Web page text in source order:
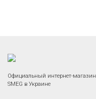
Официальный интернет-магазин
SMEG в Украине